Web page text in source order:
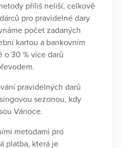
příliš neliší, celkově
pro pravidelné dary
počet zadaných
kartou a bankovním
o 30 % více darů
pravidelných darů
sezonou, kdy
Vánoce.
metodami pro
platba, která je